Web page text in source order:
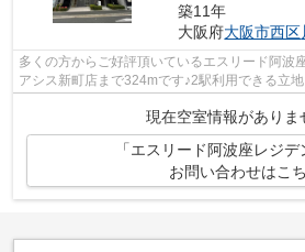
築11年
大阪府大阪市西区
多くの方からご好評頂いているエスリード阿波
アシス新町店まで324mです♪2駅利用できる立地
良いです♪朝に慌てることなく行動する...
現在空室情報がありま
「エスリード阿波座レジ
お問い合わせはこ